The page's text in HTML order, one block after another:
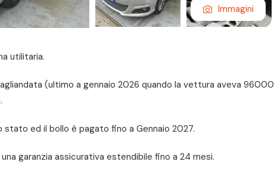
Immagini
utilitaria.
(ultimo a gennaio 2026 quando la vettura aveva 96000
ed il bollo è pagato fino a Gennaio 2027.
garanzia assicurativa estendibile fino a 24 mesi.